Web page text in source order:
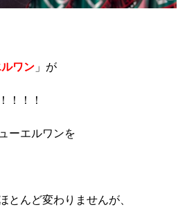
ワン 」が
！！！
ーエルワンを
とんど変わりませんが、